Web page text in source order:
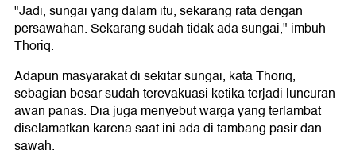
"Jadi, sungai yang dalam itu, sekarang rata dengan
persawahan. Sekarang sudah tidak ada sungai," imbuh
Thoriq.
Adapun masyarakat di sekitar sungai, kata Thoriq,
sebagian besar sudah terevakuasi ketika terjadi luncuran
awan panas. Dia juga menyebut warga yang terlambat
diselamatkan karena saat ini ada di tambang pasir dan
sawah.